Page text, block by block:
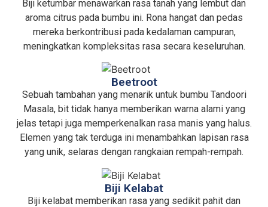
Biji ketumbar menawarkan rasa tanah yang lembut dan
aroma citrus pada bumbu ini. Rona hangat dan pedas
mereka berkontribusi pada kedalaman campuran,
meningkatkan kompleksitas rasa secara keseluruhan.
Beetroot
Sebuah tambahan yang menarik untuk bumbu Tandoori
Masala, bit tidak hanya memberikan warna alami yang
jelas tetapi juga memperkenalkan rasa manis yang halus.
Elemen yang tak terduga ini menambahkan lapisan rasa
yang unik, selaras dengan rangkaian rempah-rempah.
Biji Kelabat
Biji kelabat memberikan rasa yang sedikit pahit dan